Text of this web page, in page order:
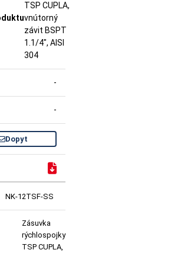
TSP CUPLA,
vnútorný
závit BSPT
1.1/4", AISI
304
-
-
Dopyt
NK-12TSF-SS
Zásuvka
rýchlospojky
TSP CUPLA,